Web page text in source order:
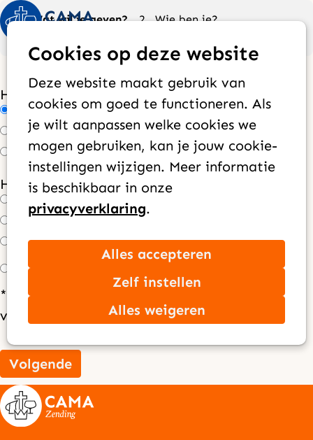
Cookies op deze website
Deze website maakt gebruik van
cookies om goed te functioneren. Als
je wilt aanpassen welke cookies we
mogen gebruiken, kan je jouw cookie-
instellingen wijzigen. Meer informatie
is beschikbaar in onze
privacyverklaring.
Alles accepteren
Zelf instellen
Alles weigeren
Huidig:
Wat wil je geven?
Wie ben je?
Hoe vaak wil je geven?
Maandelijks
Jaarlijks
Eenmalig
Hoeveel wil je per maand doneren?
€ 100,00
€ 25,00
* Alleen velden met een sterretje (*) zijn
verplicht
Volgende